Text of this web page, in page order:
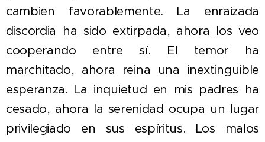
cambien favorablemente. La enraizada
discordia ha sido extirpada, ahora los veo
cooperando entre sí. El temor ha
marchitado, ahora reina una inextinguible
esperanza. La inquietud en mis padres ha
cesado, ahora la serenidad ocupa un lugar
privilegiado en sus espíritus. Los malos